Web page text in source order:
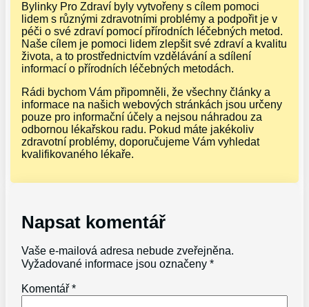
Bylinky Pro Zdraví byly vytvořeny s cílem pomoci
lidem s různými zdravotními problémy a podpořit je v
péči o své zdraví pomocí přírodních léčebných metod.
Naše cílem je pomoci lidem zlepšit své zdraví a kvalitu
života, a to prostřednictvím vzdělávání a sdílení
informací o přírodních léčebných metodách.
Rádi bychom Vám připomněli, že všechny články a
informace na našich webových stránkách jsou určeny
pouze pro informační účely a nejsou náhradou za
odbornou lékařskou radu. Pokud máte jakékoliv
zdravotní problémy, doporučujeme Vám vyhledat
kvalifikovaného lékaře.
Napsat komentář
Vaše e-mailová adresa nebude zveřejněna.
Vyžadované informace jsou označeny*
Komentář*